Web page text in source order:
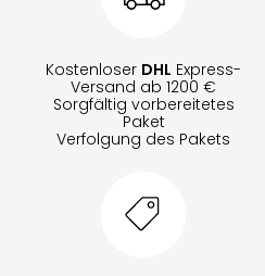
Kostenloser DHL Express-
Versand ab 1200 €
Sorgfältig vorbereitetes
Paket
Verfolgung des Pakets